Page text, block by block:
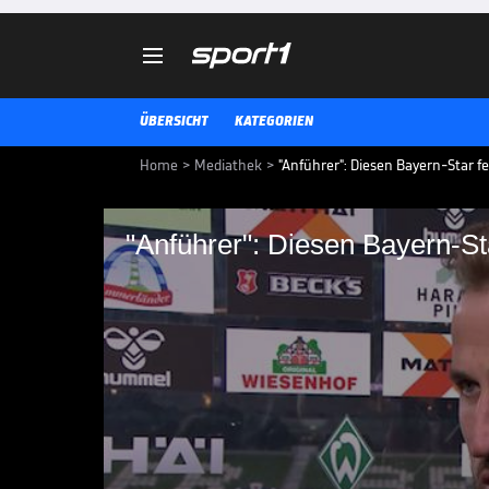

ÜBERSICHT KATEGORIEN
Home > Mediathek > "Anführer": Diesen Bayern-Star
"Anführer": Diesen Bayern-
"Anführer": Diesen
Dayot Upamecano verlängert
Sein Trainer Vincent Kompany
fürs Team heraus.
BUNDESLIGA MEDIATHEK HIGHLIGHTS